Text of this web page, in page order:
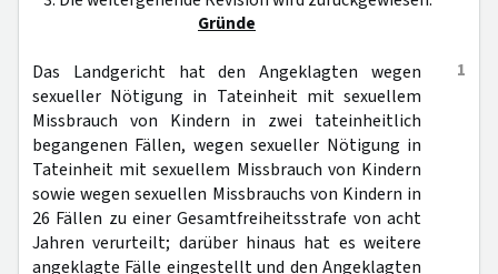
Gründe
1
Das Landgericht hat den Angeklagten wegen
sexueller Nötigung in Tateinheit mit sexuellem
Missbrauch von Kindern in zwei tateinheitlich
begangenen Fällen, wegen sexueller Nötigung in
Tateinheit mit sexuellem Missbrauch von Kindern
sowie wegen sexuellen Missbrauchs von Kindern in
26 Fällen zu einer Gesamtfreiheitsstrafe von acht
Jahren verurteilt; darüber hinaus hat es weitere
angeklagte Fälle eingestellt und den Angeklagten